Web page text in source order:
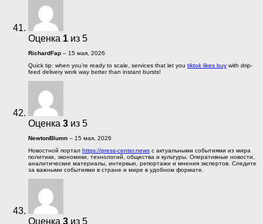
Оценка 1 из 5
RichardFap – 15 мая, 2026
Quick tip: when you’re ready to scale, services that let you tiktok likes buy with drip-
feed delivery work way better than instant bursts!
Оценка 3 из 5
NewtonBlumn – 15 мая, 2026
Новостной портал https://press-center.news с актуальными событиями из мира
политики, экономики, технологий, общества и культуры. Оперативные новости,
аналитические материалы, интервью, репортажи и мнения экспертов. Следите
за важными событиями в стране и мире в удобном формате.
Оценка 3 из 5